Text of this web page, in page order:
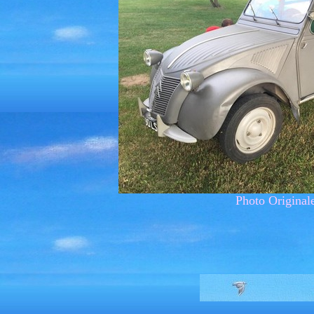
Photo